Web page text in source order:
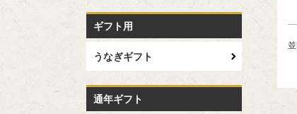
ギフト用
うなぎギフト
通年ギフト